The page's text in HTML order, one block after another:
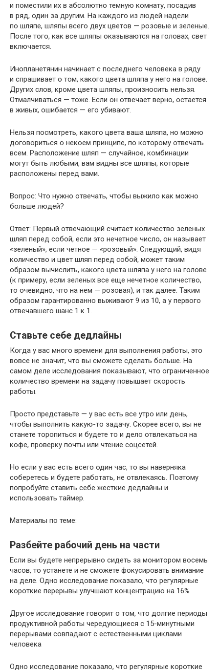
и поместили их в абсолютно темную комнату, посадив
в ряд, один за другим. На каждого из людей надели
по шляпе, шляпы всего двух цветов — розовые и зеленые.
После того, как все шляпы оказываются на головах, свет
включается.
Инопланетянин начинает с последнего человека в ряду
и спрашивает о том, какого цвета шляпа у него на голове.
Других слов, кроме цвета шляпы, произносить нельзя.
Отмалчиваться — тоже. Если он отвечает верно, остается
в живых, ошибается — его убивают.
Нельзя посмотреть, какого цвета ваша шляпа, но можно
договориться о некоем принципе, по которому отвечать
всем. Расположение шляп — случайное, комбинации
могут быть любыми, вам видны все шляпы, которые
расположены перед вами.
Вопрос: Что нужно отвечать, чтобы выжило как можно
больше людей?
Ответ: Первый отвечающий считает количество зеленых
шляп перед собой, если это нечетное число, он называет
«зеленый», если четное — «розовый». Следующий, видя
количество и цвет шляп перед собой, может таким
образом вычислить, какого цвета шляпа у него на голове
(к примеру, если зеленых все еще нечетное количество,
то очевидно, что на нем — розовая), и так далее. Таким
образом гарантированно выживают 9 из 10, а у первого
отвечавшего шанс 1 к 1.
Ставьте себе дедлайны
Когда у вас много времени для выполнения работы, это
вовсе не значит, что вы сможете сделать больше. На
самом деле исследования показывают, что ограниченное
количество времени на задачу повышает скорость
работы.
Просто представьте — у вас есть все утро или день,
чтобы выполнить какую-то задачу. Скорее всего, вы не
станете торопиться и будете то и дело отвлекаться на
кофе, проверку почты или чтение соцсетей.
Но если у вас есть всего один час, то вы наверняка
соберетесь и будете работать, не отвлекаясь. Поэтому
попробуйте ставить себе жесткие дедлайны и
использовать таймер.
Материалы по теме:
Разбейте рабочий день на части
Если вы будете непрерывно сидеть за монитором восемь
часов, то устанете и не сможете фокусировать внимание
на деле. Одно исследование показало, что регулярные
короткие перерывы улучшают концентрацию на 16%
Другое исследование говорит о том, что долгие периоды
продуктивной работы чередующиеся с 15-минутными
перерывами совпадают с естественными циклами
человека
Одно исследование показало, что регулярные короткие